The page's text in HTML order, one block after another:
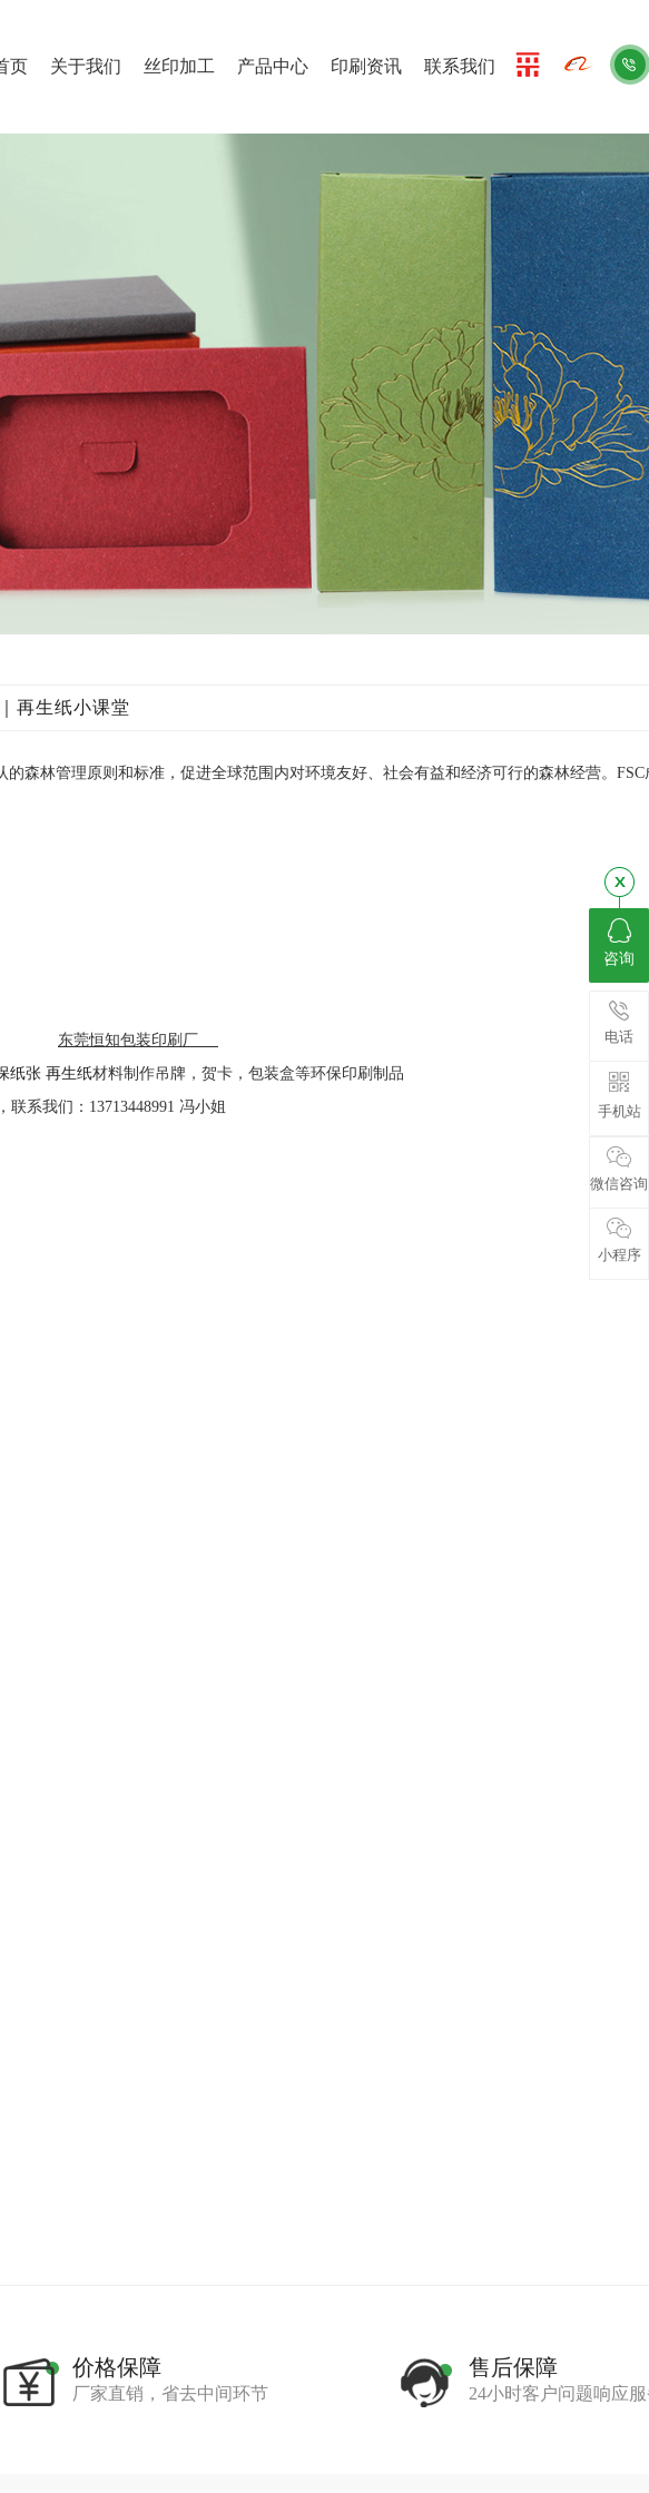
页 关于我们 丝印加工 产品中心 印刷资讯 联系我们
再生纸小课堂
森林管理原则和标准，促进全球范围内对环境友好、社会有益和经济可行的森林经营。FSC
东莞恒知包装印刷厂
纸张 再生纸材料制作吊牌，贺卡，包装盒等环保印刷制品
联系我们：13713448991 冯小姐
价格保障
厂家直销，省去中间环节
售后保障
24小时客户问题响应
咨询
电话
手机站
微信咨询
小程序